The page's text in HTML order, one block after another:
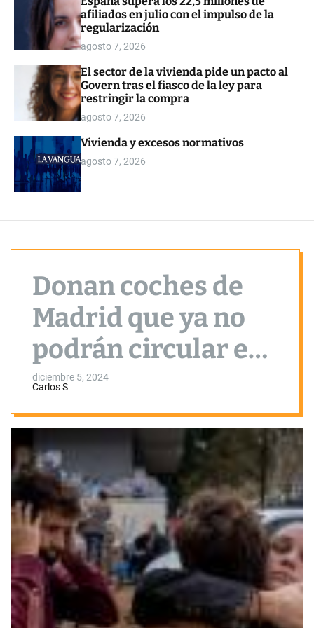
o
r
afiliados en julio con el impulso de la
regularización
agosto 7, 2026
El sector de la vivienda pide un pacto al
Govern tras el fiasco de la ley para
restringir la compra
agosto 7, 2026
Vivienda y excesos normativos
agosto 7, 2026
Donan coches de
Madrid que ya no
podrán circular en
2025 para los
afectados por la
DANA
diciembre 5, 2024
Carlos S